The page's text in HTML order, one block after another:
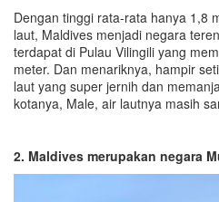
Dengan tinggi rata-rata hanya 1,8
laut, Maldives menjadi negara
terdapat di Pulau Vilingili yang
meter. Dan menariknya, hampir
laut yang super jernih dan
kotanya, Male, air lautnya masih
2. Maldives merupakan negara